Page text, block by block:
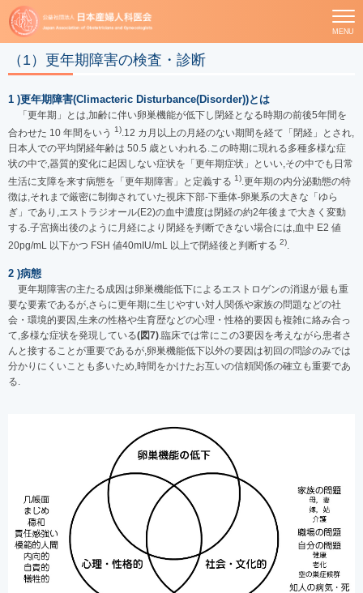
MENU
（1）更年期障害の検査・診断
1 )更年期障害(Climacteric Disturbance(Disorder))とは
「更年期」とは,加齢に伴い卵巣機能が低下し閉経となる時期の前後5年間を
合わせた 10 年間をいう
1).12 カ月以上の月経のない期間を経て「閉経」とされ,
日本人での平均閉経年齢は 50.5 歳といわれる.この時期に現れる多種多様な症
状の中で,器質的変化に起因しない症状を「更年期症状」といい,その中でも日常
生活に支障を来す病態を「更年期障害」と定義する 1).更年期の内分泌動態の特
徴は,それまで厳密に制御されていた視床下部-下垂体-卵巣系の大きな「ゆら
ぎ」であり,エストラジオール(E2)の血中濃度は閉経の約2年後まで大きく変動
する.子宮摘出後のように月経により閉経を判断できない場合には,血中 E2 値
20pg/mL 以下かつ FSH 値40mIU/mL 以上で閉経後と判断する 2).
2 )病態
更年期障害の主たる成因は卵巣機能低下によるエストロゲンの消退が最も重
要な要素であるが,さらに更年期に生じやすい対人関係や家族の問題などの社
会・環境的要因,生来の性格や生育歴などの心理・性格的要因も複雑に絡み合っ
て,多様な症状を発現している(図7).臨床では常にこの3要因を考えながら患者さ
んと接することが重要であるが,卵巣機能低下以外の要因は初回の問診のみでは
分かりにくいことも多いため,時間をかけたお互いの信頼関係の確立も重要であ
る.